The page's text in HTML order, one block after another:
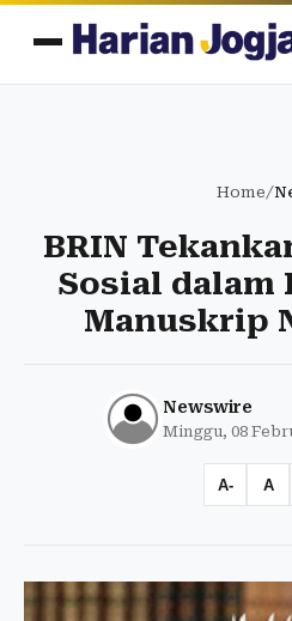
Home/
BRIN
Sosial dalam
Manuskrip
Newswire
Minggu, 08
A- A